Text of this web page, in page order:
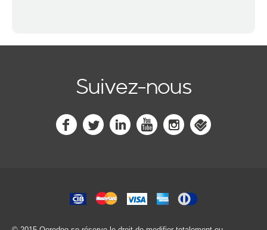
Suivez-nous